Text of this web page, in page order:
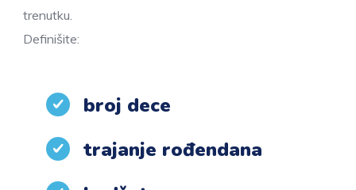
trenutku.
Definišite:
broj dece
trajanje rođendana